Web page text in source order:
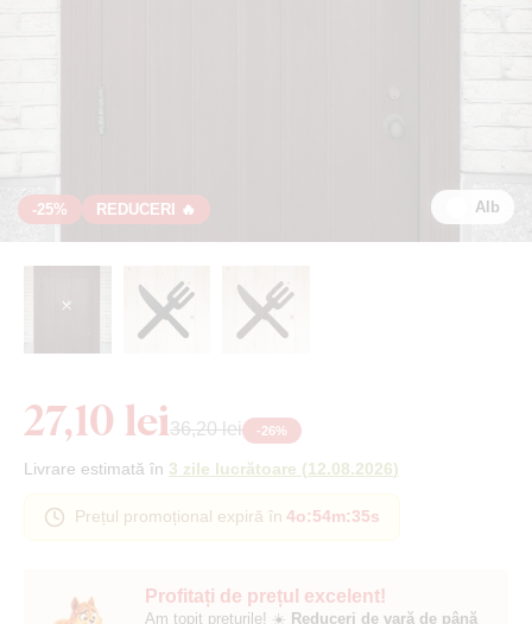
-25% REDUCERI 🔥 Alb
Profitați de prețul excelent!
Am topit prețurile! ☀️ Reduceri de vară de până
27,10 lei36,20 lei -26%
Livrare estimată în 3 zile lucrătoare (12.08.2026)
Prețul promoțional expiră în 4o:54m:34s